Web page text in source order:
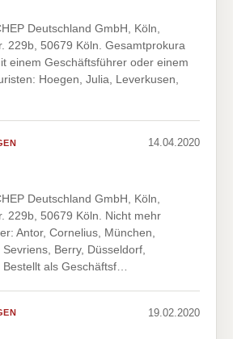
Deutschland GmbH, Köln,
229b, 50679 Köln. Gesamtprokura
einem Geschäftsführer oder einem
Hoegen, Julia, Leverkusen,
14.04.2020
Deutschland GmbH, Köln,
229b, 50679 Köln. Nicht mehr
Antor, Cornelius, München,
Sevriens, Berry, Düsseldorf,
Bestellt als Geschäftsf…
19.02.2020